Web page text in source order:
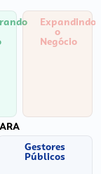
Expandindo
o
Negócio
Gestores
Públicos